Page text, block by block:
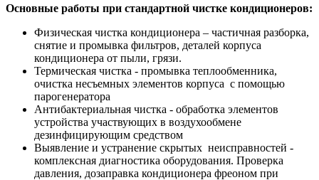
Основные работы при стандартной чистке кондиционеров:
Физическая чистка кондиционера – частичная разборка,
снятие и промывка фильтров, деталей корпуса
кондиционера от пыли, грязи.
Термическая чистка - промывка теплообменника,
очистка несъемных элементов корпуса с помощью
парогенератора
Антибактериальная чистка - обработка элементов
устройства участвующих в воздухообмене
дезинфицирующим средством
Выявление и устранение скрытых неисправностей -
комплексная диагностика оборудования. Проверка
давления, дозаправка кондиционера фреоном при